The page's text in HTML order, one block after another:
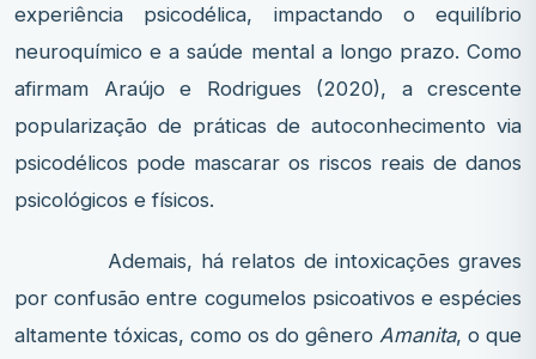
experiência psicodélica, impactando o equilíbrio
neuroquímico e a saúde mental a longo prazo. Como
afirmam Araújo e Rodrigues (2020), a crescente
popularização de práticas de autoconhecimento via
psicodélicos pode mascarar os riscos reais de danos
psicológicos e físicos.
Ademais, há relatos de intoxicações graves
por confusão entre cogumelos psicoativos e espécies
altamente tóxicas, como os do gênero Amanita, o que